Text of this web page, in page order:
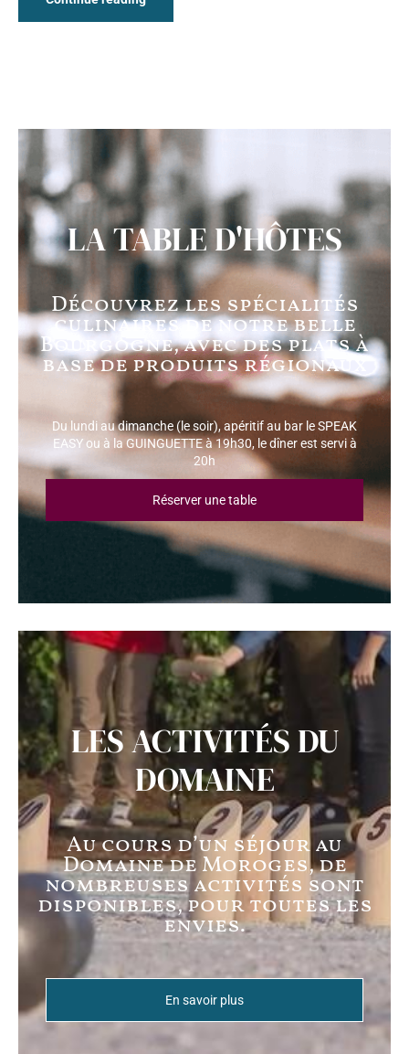
LA TABLE D'HÔTES
Découvrez les spécialités
culinaires de notre belle
Bourgogne, avec des plats à
base de produits régionaux
Du lundi au dimanche (le soir), apéritif au bar le SPEAK
EASY ou à la GUINGUETTE à 19h30, le dîner est servi à
20h
Réserver une table
LES ACTIVITÉS DU
DOMAINE
Au cours d’un séjour au
Domaine de Moroges, de
nombreuses activités sont
disponibles, pour toutes les
envies.
En savoir plus